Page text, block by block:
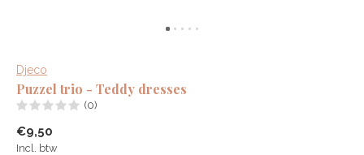
Djeco
Puzzel trio - Teddy dresses
(0)
€9,50
Incl. btw